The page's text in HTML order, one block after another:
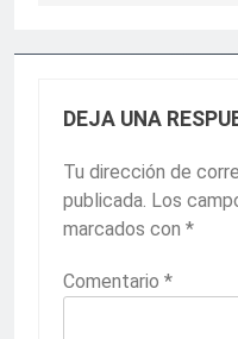
DEJA UNA
Tu dirección de
publicada. Los
marcados con *
Comentario *